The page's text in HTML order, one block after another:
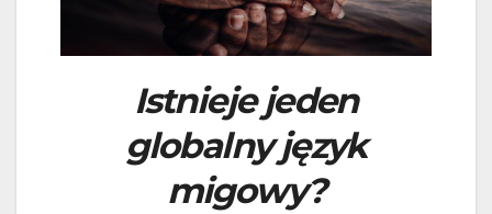
Istnieje jeden
globalny język
migowy?